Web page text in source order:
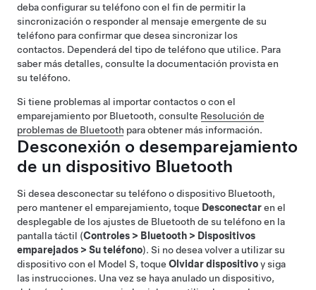
deba configurar su teléfono con el fin de permitir la
sincronización o responder al mensaje emergente de su
teléfono para confirmar que desea sincronizar los
contactos. Dependerá del tipo de teléfono que utilice. Para
saber más detalles, consulte la documentación provista en
su teléfono.
Si tiene problemas al importar contactos o con el
emparejamiento por Bluetooth, consulte Resolución de
problemas de Bluetooth para obtener más información.
Desconexión o desemparejamiento
de un dispositivo Bluetooth
Si desea desconectar su teléfono o dispositivo Bluetooth,
pero mantener el emparejamiento, toque Desconectaren el
desplegable de los ajustes de Bluetooth de su teléfono en la
pantalla táctil (Controles > Bluetooth > Dispositivos
emparejados > Su teléfono). Si no desea volver a utilizar su
dispositivo con el Model S, toque Olvidar dispositivoy siga
las instrucciones. Una vez se haya anulado un dispositivo,